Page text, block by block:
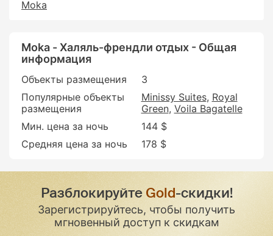
Moka
Moka - Халяль-френдли отдых - Общая
информация
Объекты размещения
3
Популярные объекты
размещения
Minissy Suites Royal
Green Voila Bagatelle
Мин. цена за ночь
144 $
Средняя цена за ночь
178 $
Разблокируйте Gold-скидки!
Зарегистрируйтесь, чтобы получить
мгновенный доступ к скидкам